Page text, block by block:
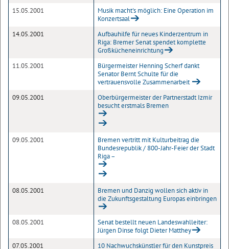
15.05.2001
Musik macht's möglich: Eine Operation im
Konzertsaal
14.05.2001
Aufbauhilfe für neues Kinderzentrum in
Riga: Bremer Senat spendet komplette
Großkücheneinrichtung
11.05.2001
Bürgermeister Henning Scherf dankt
Senator Bernt Schulte für die
vertrauensvolle Zusammenarbeit
09.05.2001
Oberbürgermeister der Partnerstadt Izmir
besucht erstmals Bremen
09.05.2001
Bremen vertritt mit Kulturbeitrag die
Bundesrepublik / 800-Jahr-Feier der Stadt
Riga –
08.05.2001
Bremen und Danzig wollen sich aktiv in
die Zukunftsgestaltung Europas einbringen
08.05.2001
Senat bestellt neuen Landeswahlleiter:
Jürgen Dinse folgt Dieter Matthey
07.05.2001
10 Nachwuchskünstler für den Kunstpreis